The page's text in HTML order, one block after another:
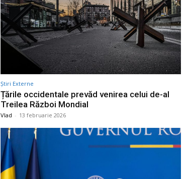
Știri Externe
Țările occidentale prevăd venirea celui de-al
Treilea Război Mondial
Vlad - 13 februarie 2026